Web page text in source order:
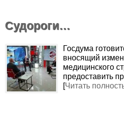
Судороги…
Госдума
вносящий
медицинского
предоставить
[Читать